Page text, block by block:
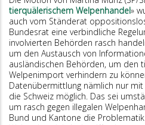
tierquälerischem Welpenhandel»
auch vom Ständerat
Bundesrat eine verbindliche
involvierten Behörden rasch
um den Austausch von
ausländischen Behörden, um den
Welpenimport verhindern zu
Datenübermittlung nämlich nur
die Schweiz möglich. Das sei
um rasch gegen illegalen
Bund und Kantone die